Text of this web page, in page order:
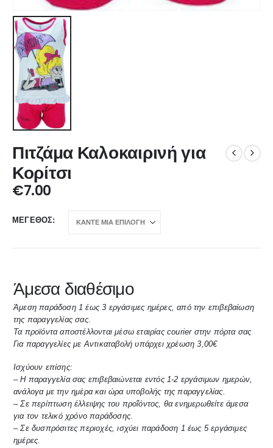
Πιτζάμα Καλοκαιρινή για
Κορίτσι
€7.00
ΜΈΓΕΘΟΣ
Άμεσα διαθέσιμο
Άμεση παράδοση 1 έως 3 εργάσιμες ημέρες, από την επιβεβαίωση
της παραγγελίας σας.
Τα προϊόντα αποστέλλονται μέσω εταιρίας courier στην πόρτα σας
Για παραγγελίες με Αντικαταβολή υπάρχει χρέωση 3,00€
Ισχύουν επίσης:
– Η παραγγελία σας επιβεβαιώνεται εντός 1-2 εργάσιμων ημερών,
ανάλογα με την ημέρα και ώρα υποβολής της παραγγελίας.
– Σε περίπτωση έλλειψης του προΐόντος, θα ενημερωθείτε άμεσα
για τον τελικό χρόνο παράδοσης.
– Σε δυσπρόσιτες περιοχές, ισχύει παράδοση 1 έως 5 εργάσιμες
ημέρες.